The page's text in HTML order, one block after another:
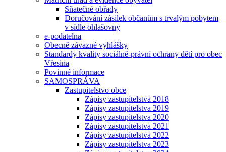
Sňatečné obřady
Doručování zásilek občanům s trvalým pobytem
v sídle ohlašovny
e-podatelna
Obecně závazné vyhlášky
Standardy kvality sociálně-právní ochrany dětí pro obec
Vřesina
Povinné informace
SAMOSPRÁVA
Zastupitelstvo obce
Zápisy zastupitelstva 2018
Zápisy zastupitelstva 2019
Zápisy zastupitelstva 2020
Zápisy zastupitelstva 2021
Zápisy zastupitelstva 2022
Zápisy zastupitelstva 2023